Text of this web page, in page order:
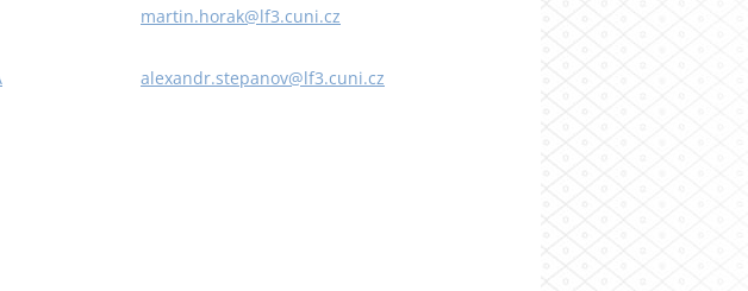
martin.horak@lf3.cuni.cz
alexandr.stepanov@lf3.cuni.cz